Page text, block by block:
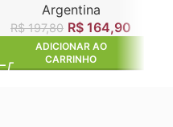
Argentina
R$197,80 R$ 164,90
ADICIONAR AO
CARRINHO